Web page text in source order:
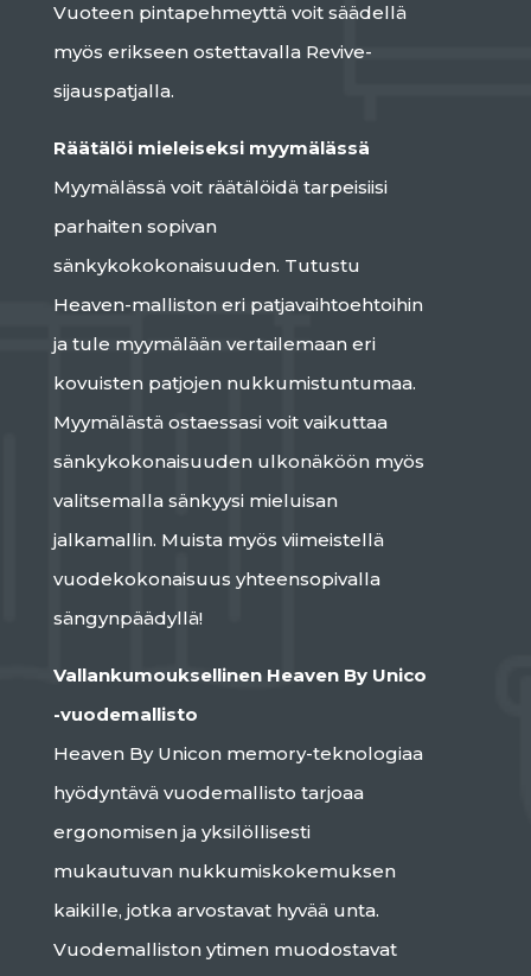
Vuoteen pintapehmeyttä voit säädellä
myös erikseen ostettavalla Revive-
sijauspatjalla.
Räätälöi mieleiseksi myymälässä
Myymälässä voit räätälöidä tarpeisiisi
parhaiten sopivan
sänkykokokonaisuuden. Tutustu
Heaven-malliston eri patjavaihtoehtoihin
ja tule myymälään vertailemaan eri
kovuisten patjojen nukkumistuntumaa.
Myymälästä ostaessasi voit vaikuttaa
sänkykokonaisuuden ulkonäköön myös
valitsemalla sänkyysi mieluisan
jalkamallin. Muista myös viimeistellä
vuodekokonaisuus yhteensopivalla
sängynpäädyllä!
Vallankumouksellinen Heaven By Unico
-vuodemallisto
Heaven By Unicon memory-teknologiaa
hyödyntävä vuodemallisto tarjoaa
ergonomisen ja yksilöllisesti
mukautuvan nukkumiskokemuksen
kaikille, jotka arvostavat hyvää unta.
Vuodemalliston ytimen muodostavat